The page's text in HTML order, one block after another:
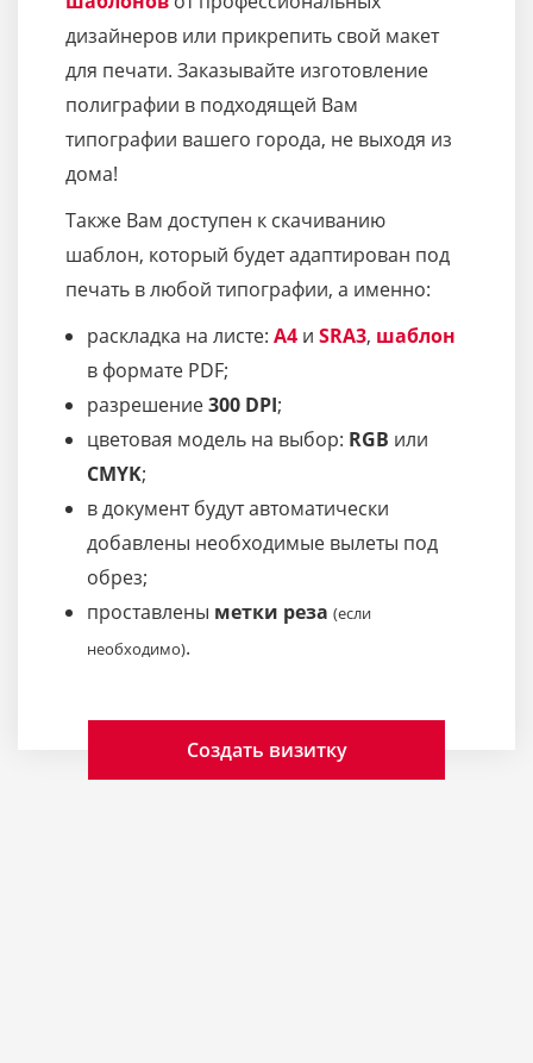
дизайнеров или прикрепить свой макет
для печати. Заказывайте изготовление
полиграфии в подходящей Вам
типографии вашего города, не выходя из
дома!
Также Вам доступен к скачиванию
шаблон, который будет адаптирован под
печать в любой типографии, а именно:
раскладка на листе: A4 и SRA3, шаблон
в формате PDF;
разрешение300 DPI;
цветовая модель на выбор: RGB или
CMYK;
в документ будут автоматически
добавлены необходимые вылеты под
обрез;
проставлены метки реза (если
необходимо).
Создать визитку